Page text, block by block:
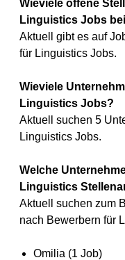
Wieviele offene
Linguistics Jobs
Aktuell gibt es auf
für Linguistics Jobs.
Wieviele
Linguistics Jobs?
Aktuell suchen 5
Linguistics Jobs.
Welche
Linguistics
Aktuell suchen zum
nach Bewerbern für
Omilia (1 Job)